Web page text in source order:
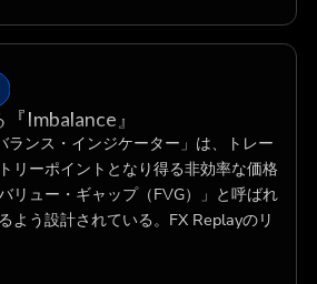
Imbalance』
ランス・インジケーター」は、トレー
リーポイントとなり得る非効率な価格
リュー・ギャップ（FVG）」と呼ばれ
よう設計されている。FX Replayのリ